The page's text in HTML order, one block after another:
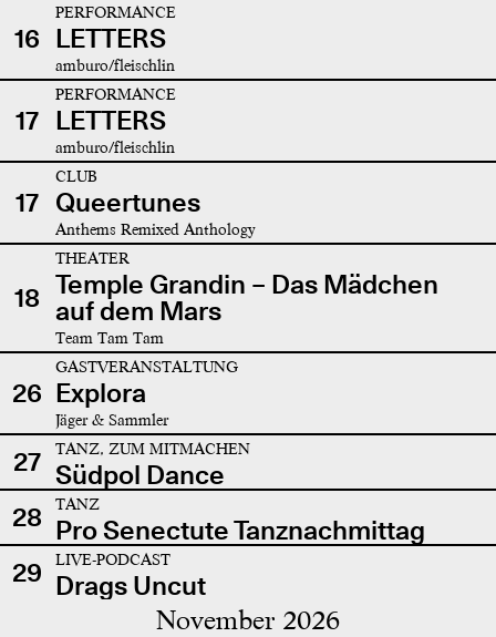
16
PERFORMANCE
LETTERS
amburo/fleischlin
17
PERFORMANCE
LETTERS
amburo/fleischlin
17
CLUB
Queertunes
Anthems Remixed Anthology
18
THEATER
Temple Grandin – Das Mädchen
auf dem Mars
Team Tam Tam
26
GASTVERANSTALTUNG
Explora
Jäger & Sammler
27 TANZ, ZUM MITMACHEN
Südpol Dance
28
TANZ
Pro Senectute Tanznachmittag
29
LIVE-PODCAST
Drags Uncut
November 2026